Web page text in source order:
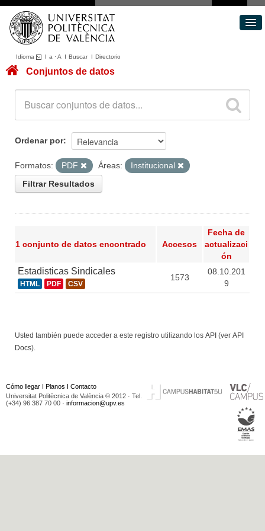
Idioma I a ·A I BuscarI Directorio
Conjuntos de datos
Acerca de
Portal de Transparencia
Conjuntos de datos
Ordenar por
Formatos: PDF Áreas:
Institucional
Filtrar Resultados
1 conjunto de datos encontrado Accesos
Fecha de
actualizaci
ón
Estadisticas Sindicales
HTML PDF CSV
1573
08.10.201
9
Usted también puede acceder a este registro utilizando los API (ver API
Docs).
Cómo llegar I Planos I Contacto
Universitat Politècnica de València © 2012 · Tel.
(+34) 96 387 70 00 · informacion@upv.es